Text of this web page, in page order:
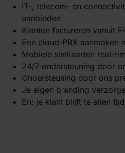
IT-, telecom- en
aanbieden
Klanten factureren vanuit
Een cloud-PBX aanmaken
Mobiele simkaarten real-
24/7 ondersteuning door
Ondersteuning door ons
Je eigen branding
En: je klant blijft te allen